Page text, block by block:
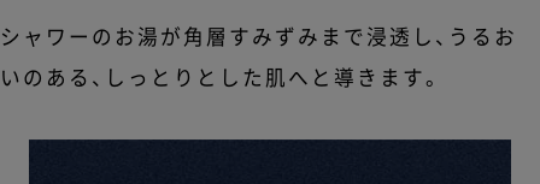
シャワーのお湯が角層すみずみまで浸透し、うるお
いのある、しっとりとした肌へと導きます。